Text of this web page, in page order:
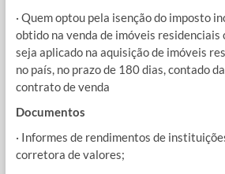
· Quem optou pela isenção do imposto
obtido na venda de imóveis residenciais
seja aplicado na aquisição de imóveis
no país, no prazo de 180 dias, contado
contrato de venda
Documentos
· Informes de rendimentos de
corretora de valores;